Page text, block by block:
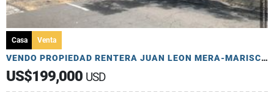
Casa Venta
VENDO PROPIEDAD RENTERA JUAN LEON MERA-MARISCAL RESTAURANTES-LOCALES
US$199,000 USD